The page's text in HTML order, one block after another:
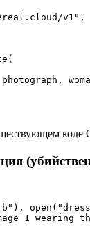
v1",
коде
1 wearing